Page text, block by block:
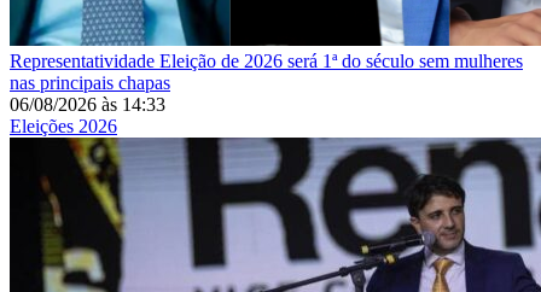
Representatividade Eleição de 2026 será 1ª do século sem mulheres
nas principais chapas
06/08/2026 às 14:33
Eleições 2026